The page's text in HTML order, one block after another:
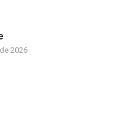
2026